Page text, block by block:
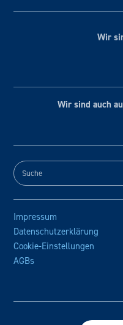
Wir
Wir sind auch
Impressum
Datenschutzerklärung
Cookie-Einstellungen
AGBs